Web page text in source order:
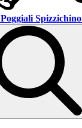
Poggiali Spizzichino